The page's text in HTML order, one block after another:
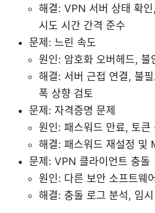
해결: VPN 서버 상태 확
시도 시간 간격 준수
문제: 느린 속도
원인: 암호화 오버헤드, 불
해결: 서버 근접 연결, 불
폭 상향 검토
문제: 자격증명 문제
원인: 패스워드 만료, 토큰
해결: 패스워드 재설정 및
문제: VPN 클라이언트 충돌
원인: 다른 보안 소프트웨
해결: 충돌 로그 분석, 임